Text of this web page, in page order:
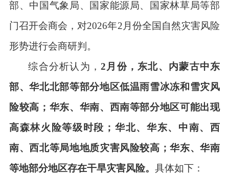
部、中国气象局、国家能源局、国家林草局等部
门召开会商会，对2026年2 月份全国自然灾害风险
形势进行会商研判。
综合分析认为，2 月份，东北、内蒙古中东
部、华北北部等部分地区低温雨雪冰冻和雪灾风
险较高；华东、华南、西南等部分地区可能出现
高森林火险等级时段；华北、华东、中南、西
南、西北等局地地质灾害风险较高；华东、华南
等地部分地区存在干旱灾害风险。 具体如下：